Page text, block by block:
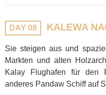
DAY 08 KALEWA
Sie steigen aus und
Markten und alten
Kalay Flughafen für den
anderes Pandaw Schiff auf